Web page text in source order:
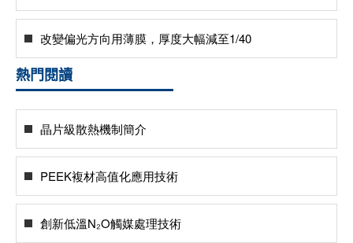
改變偏光方向用薄膜，厚度大幅減至1/40
熱門閱讀
晶片級散熱機制簡介
PEEK複材高值化應用技術
創新低溫N₂O觸媒處理技術